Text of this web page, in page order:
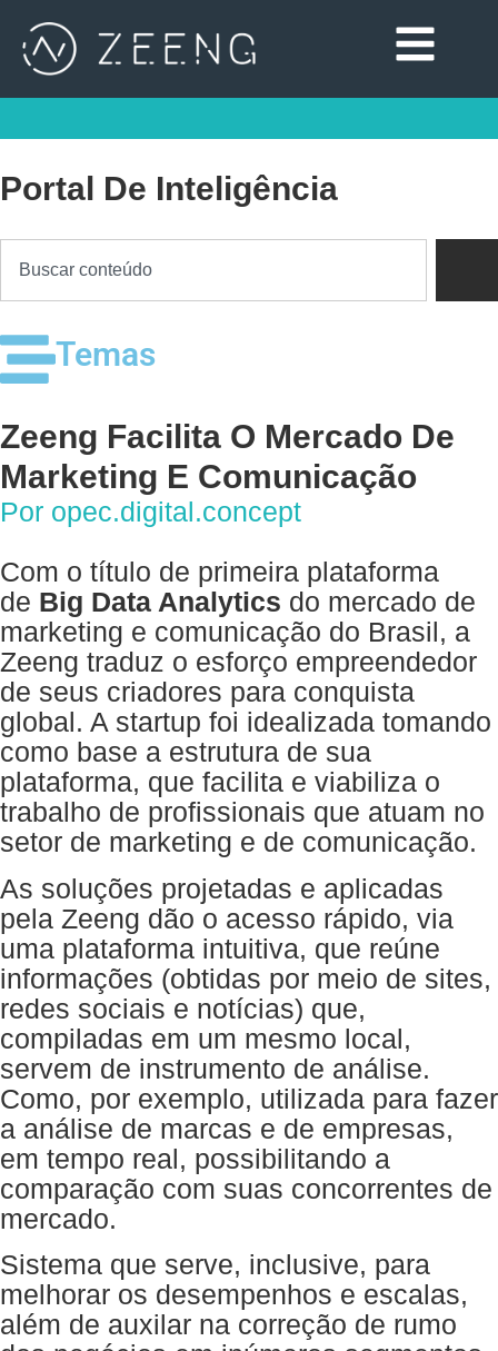
Portal De Inteligência
Temas
Zeeng Facilita O Mercado De
Marketing E Comunicação
Por opec.digital.concept
Com o título de primeira plataforma
de Big Data Analytics do mercado de
marketing e comunicação do Brasil, a
Zeeng traduz o esforço empreendedor
de seus criadores para conquista
global. A startup foi idealizada tomando
como base a estrutura de sua
plataforma, que facilita e viabiliza o
trabalho de profissionais que atuam no
setor de marketing e de comunicação.
As soluções projetadas e aplicadas
pela Zeeng dão o acesso rápido, via
uma plataforma intuitiva, que reúne
informações (obtidas por meio de sites,
redes sociais e notícias) que,
compiladas em um mesmo local,
servem de instrumento de análise.
Como, por exemplo, utilizada para fazer
a análise de marcas e de empresas,
em tempo real, possibilitando a
comparação com suas concorrentes de
mercado.
Sistema que serve, inclusive, para
melhorar os desempenhos e escalas,
além de auxilar na correção de rumo